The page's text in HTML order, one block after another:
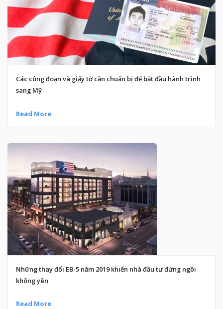
Các công đoạn và giấy tờ cần chuẩn bị để bắt đầu hành trình
sang Mỹ
Read More
Những thay đổi EB-5 năm 2019 khiến nhà đầu tư đứng ngồi
không yên
Read More